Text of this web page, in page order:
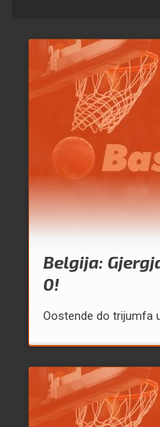
Belgija:
0!
Oostende do trijumfa